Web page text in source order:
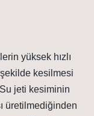
yüksek hızlı
kesilmesi
jeti kesiminin
üretilmediğinden